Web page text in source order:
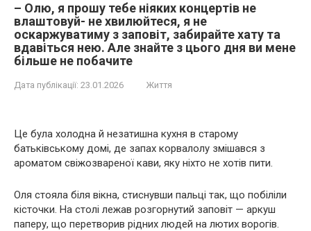
– Олю, я прошу тебе ніяких концертів не
влаштовуй- не хвилюйтеся, я не
оскаржуватиму з заповіт, забирайте хату та
вдавіться нею. Але знайте з цього дня ви мене
більше не побачите
Дата публікації: 23.01.2026 Життя
Це була холодна й незатишна кухня в старому
батьківському домі, де запах корвалолу змішався з
ароматом свіжозвареної кави, яку ніхто не хотів пити.
Оля стояла біля вікна, стиснувши пальці так, що побіліли
кісточки. На столі лежав розгорнутий заповіт — аркуш
паперу, що перетворив рідних людей на лютих ворогів.